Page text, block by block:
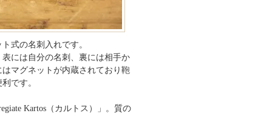
式の名刺入れです。
には自分の名刺、裏には相手か
マグネットが内蔵されており鞄
です。
Kartos（カルトス）」。質の